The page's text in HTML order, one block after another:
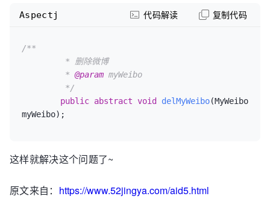
/**
	 *
@param myWeibo
	 */
public abstract void delMyWeibo(MyWeibo
myWeibo) ;
Aspectj 代码解读 复制代码
这样就解决这个问题了~
原文来自： https://www.52jingya.com/aid5.html